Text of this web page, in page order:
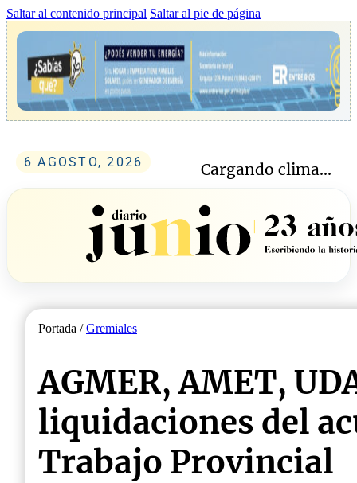
Saltar al contenido principal Saltar al pie de página
6 AGOSTO, 2026 Cargando clima...
Portada /Gremiales
AGMER, AMET,
liquidaciones del
Trabajo Provincial